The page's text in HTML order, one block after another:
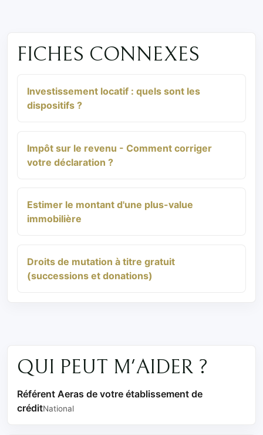
FICHES CONNEXES
Investissement locatif : quels sont les
dispositifs ?
Impôt sur le revenu - Comment corriger
votre déclaration ?
Estimer le montant d'une plus-value
immobilière
Droits de mutation à titre gratuit
(successions et donations)
QUI PEUT M'AIDER ?
Référent Aeras de votre établissement de
créditNational